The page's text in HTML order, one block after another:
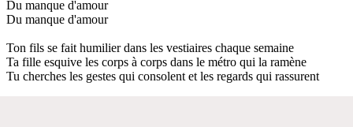
Du manque d'amour
Du manque d'amour
Ton fils se fait humilier dans les vestiaires chaque semaine
Ta fille esquive les corps à corps dans le métro qui la ramène
Tu cherches les gestes qui consolent et les regards qui rassurent